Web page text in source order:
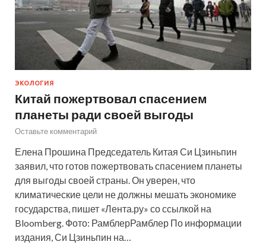
ЭКОЛОГИЯ
Китай пожертвовал спасением
планеты ради своей выгоды
Оставьте комментарий
Елена Прошина Председатель Китая Си Цзиньпин
заявил, что готов пожертвовать спасением планеты
для выгоды своей страны. Он уверен, что
климатические цели не должны мешать экономике
государства, пишет «Лента.ру» со ссылкой на
Bloomberg. Фото: РамблерРамблер По информации
издания, Си Цзиньпин на…